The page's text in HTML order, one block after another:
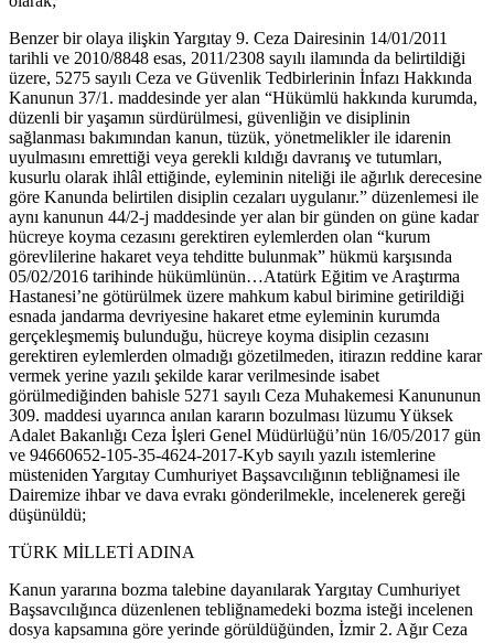
Benzer bir olaya ilişkin Yargıtay 9. Ceza Dairesinin 14/01/2011
tarihli ve 2010/8848 esas, 2011/2308 sayılı ilamında da belirtildiği
üzere, 5275 sayılı Ceza ve Güvenlik Tedbirlerinin İnfazı Hakkında
Kanunun 37/1. maddesinde yer alan “Hükümlü hakkında kurumda,
düzenli bir yaşamın sürdürülmesi, güvenliğin ve disiplinin
sağlanması bakımından kanun, tüzük, yönetmelikler ile idarenin
uyulmasını emrettiği veya gerekli kıldığı davranış ve tutumları,
kusurlu olarak ihlâl ettiğinde, eyleminin niteliği ile ağırlık derecesine
göre Kanunda belirtilen disiplin cezaları uygulanır.” düzenlemesi ile
aynı kanunun 44/2-j maddesinde yer alan bir günden on güne kadar
hücreye koyma cezasını gerektiren eylemlerden olan “kurum
görevlilerine hakaret veya tehditte bulunmak” hükmü karşısında
05/02/2016 tarihinde hükümlünün…Atatürk Eğitim ve Araştırma
Hastanesi’ne götürülmek üzere mahkum kabul birimine getirildiği
esnada jandarma devriyesine hakaret etme eyleminin kurumda
gerçekleşmemiş bulunduğu, hücreye koyma disiplin cezasını
gerektiren eylemlerden olmadığı gözetilmeden, itirazın reddine karar
vermek yerine yazılı şekilde karar verilmesinde isabet
görülmediğinden bahisle 5271 sayılı Ceza Muhakemesi Kanununun
309. maddesi uyarınca anılan kararın bozulması lüzumu Yüksek
Adalet Bakanlığı Ceza İşleri Genel Müdürlüğü’nün 16/05/2017 gün
ve 94660652-105-35-4624-2017-Kyb sayılı yazılı istemlerine
müsteniden Yargıtay Cumhuriyet Başsavcılığının tebliğnamesi ile
Dairemize ihbar ve dava evrakı gönderilmekle, incelenerek gereği
düşünüldü;
TÜRK MİLLETİ ADINA
Kanun yararına bozma talebine dayanılarak Yargıtay Cumhuriyet
Başsavcılığınca düzenlenen tebliğnamedeki bozma isteği incelenen
dosya kapsamına göre yerinde görüldüğünden, İzmir 2. Ağır Ceza